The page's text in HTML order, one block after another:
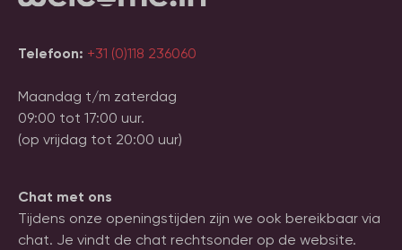
Telefoon: +31 (0)118 236060
Maandag t/m zaterdag
09:00 tot 17:00 uur.
(op vrijdag tot 20:00 uur)
Chat met ons
Tijdens onze openingstijden zijn we ook bereikbaar via
chat. Je vindt de chat rechtsonder op de website.